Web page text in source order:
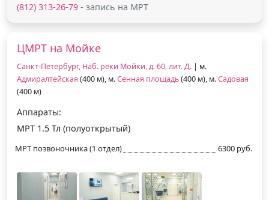
(812) 313-26-79 - запись на МРТ
ЦМРТ на Мойке
Санкт-Петербург, Наб. реки Мойки, д. 60, лит. Д. | м.
Адмиралтейская (400 м), м.Сенная площадь(400 м), м.Садовая
(400 м)
Аппараты:
МРТ 1.5 Тл (полуоткрытый)
МРТ позвоночника (1 отдел) 6300 руб.